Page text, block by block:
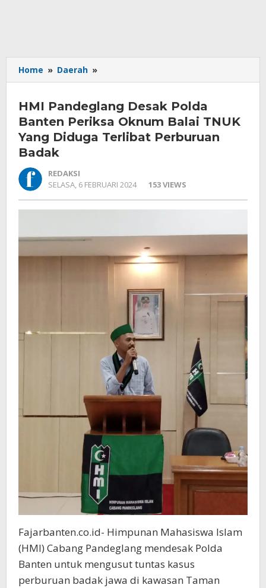
Home » Daerah »
Pandeglang
Polda
Banten
Periksa
Oknum
Yang
HMI Pandeglang Desak Polda
Banten Periksa Oknum Balai TNUK
Yang Diduga Terlibat Perburuan
Badak
REDAKSI
SELASA, 6 FEBRUARI 2024
OLEH
153 VIEWS
Fajarbanten.co.id- Himpunan Mahasiswa Islam
(HMI) Cabang Pandeglang mendesak Polda
Banten untuk mengusut tuntas kasus
perburuan badak jawa di kawasan Taman